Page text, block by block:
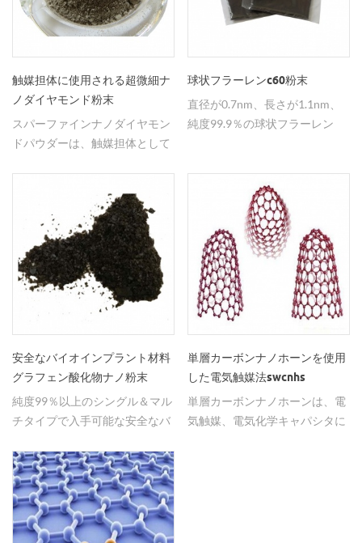
触媒担体に使用される超微細ナ
ノダイヤモンド粉末
スパーファインナノダイヤモン
ドパウダーは、触媒担体として
球状フラーレンc60粉末
直径が0.7nm、長さが1.1nm、
純度99.9％の球状フラーレン
安全なバイオインプラント材料
グラフェン酸化物ナノ粉末
純度99％以上のシングル＆マル
チタイプで入手可能な安全なバ
ン酸化物ナノ粉末。
単層カーボンナノホーンを使用
した電気触媒法swcnhs
単層カーボンナノホーンは、電
気触媒、電気化学キャパシタに